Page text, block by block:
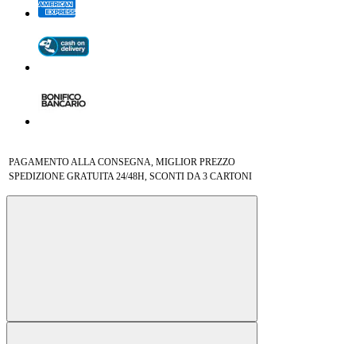
PAGAMENTO ALLA CONSEGNA, MIGLIOR PREZZO
SPEDIZIONE GRATUITA 24/48H, SCONTI DA 3 CARTONI